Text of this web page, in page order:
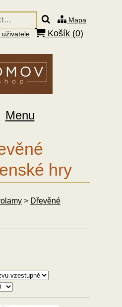
Mapa
Košík (0)
Menu
hry
> Dřevěné